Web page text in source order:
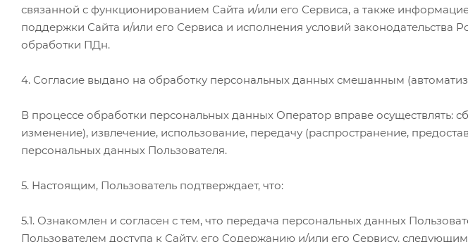
связанной с функционированием Сайта и/или его Сервиса, а также
поддержки Сайта и/или его Сервиса и исполнения условий
обработки ПДн.
4. Согласие выдано на обработку персональных данных смешанным
В процессе обработки персональных данных Оператор вправе осуществлять:
изменение), извлечение, использование, передачу (распространение,
персональных данных Пользователя.
5. Настоящим, Пользователь подтверждает, что:
5.1. Ознакомлен и согласен с тем, что передача персональных данных
Пользователем доступа к Сайту, его Содержанию и/или его Сервису, следующим